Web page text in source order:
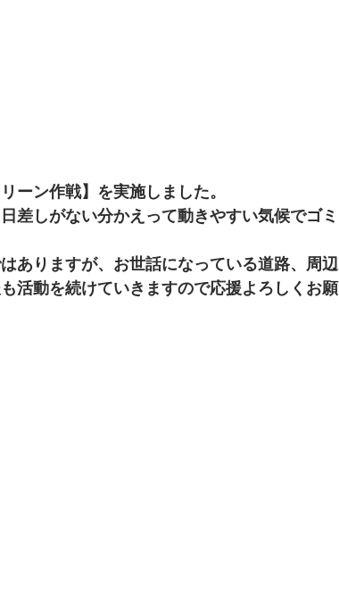
ーン作戦】を実施しました。
差しがない分かえって動きやすい気候でゴミ
ありますが、お世話になっている道路、周辺
活動を続けていきますので応援よろしくお願